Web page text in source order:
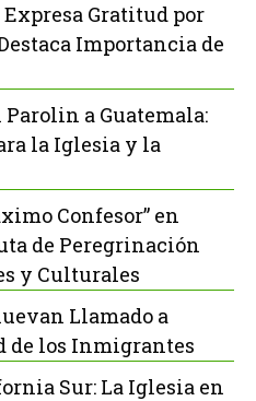
Expresa Gratitud por
Importancia de
a Guatemala:
la Iglesia y la
Confesor” en
de Peregrinación
y Culturales
Llamado a
de los Inmigrantes
Sur: La Iglesia en